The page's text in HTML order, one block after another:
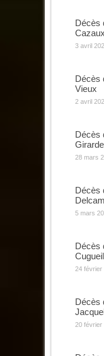
Décès
Cazaux
3 avril
Décès
Vieux
2 avril
Décès
28 mars
Décès
5 mars
Décès
24 février
Décès
20 février